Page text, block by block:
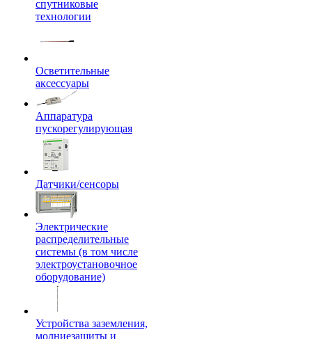
спутниковые
технологии
Осветительные
аксессуары
Аппаратура
пускорегулирующая
Датчики/сенсоры
Электрические
распределительные
системы (в том числе
электроустановочное
оборудование)
Устройства заземления,
молниезащиты и